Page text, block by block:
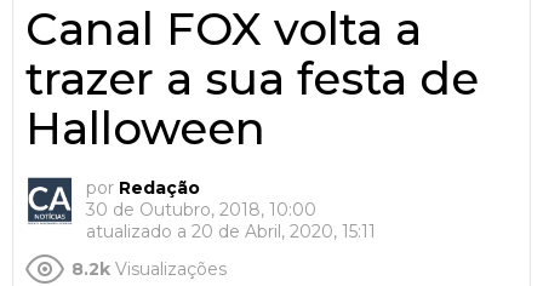
Canal FOX volta a
trazer a sua festa de
Halloween
por Redação
30 de Outubro, 2018, 10:00
atualizado a 20 de Abril, 2020, 15:11
8.2k Visualizações